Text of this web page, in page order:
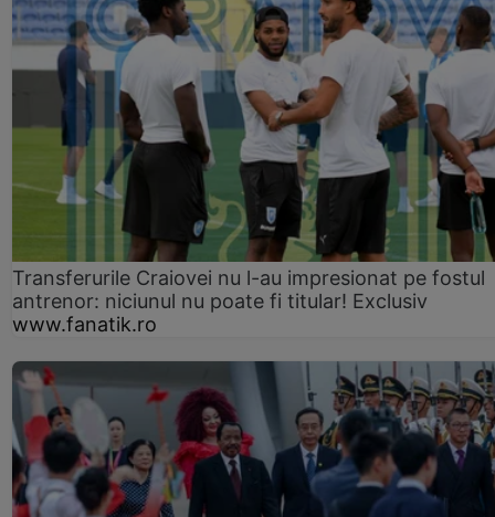
Transferurile Craiovei nu l-au impresionat pe fostul
antrenor: niciunul nu poate fi titular! Exclusiv
www.fanatik.ro